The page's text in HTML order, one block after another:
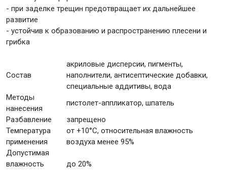
- при заделке трещин предотвращает их дальнейшее
развитие
- устойчив к образованию и распространению плесени и
грибка
Состав
акриловые дисперсии, пигменты,
наполнители, антисептические добавки,
специальные аддитивы, вода
Методы
нанесения
пистолет-аппликатор, шпатель
Разбавление
запрещено
Температура
применения
от +10°С, относительная влажность
воздуха менее 95%
Допустимая
влажность
до 20%